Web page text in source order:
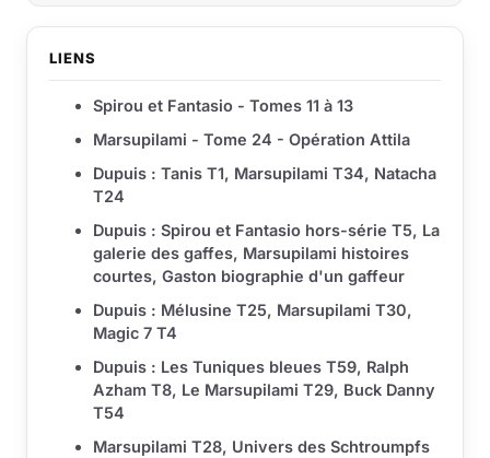
LIENS
Spirou et Fantasio - Tomes 11 à 13
Marsupilami - Tome 24 - Opération Attila
Dupuis : Tanis T1, Marsupilami T34, Natacha
T24
Dupuis : Spirou et Fantasio hors-série T5, La
galerie des gaffes, Marsupilami histoires
courtes, Gaston biographie d'un gaffeur
Dupuis : Mélusine T25, Marsupilami T30,
Magic 7 T4
Dupuis : Les Tuniques bleues T59, Ralph
Azham T8, Le Marsupilami T29, Buck Danny
T54
Marsupilami T28, Univers des Schtroumpfs